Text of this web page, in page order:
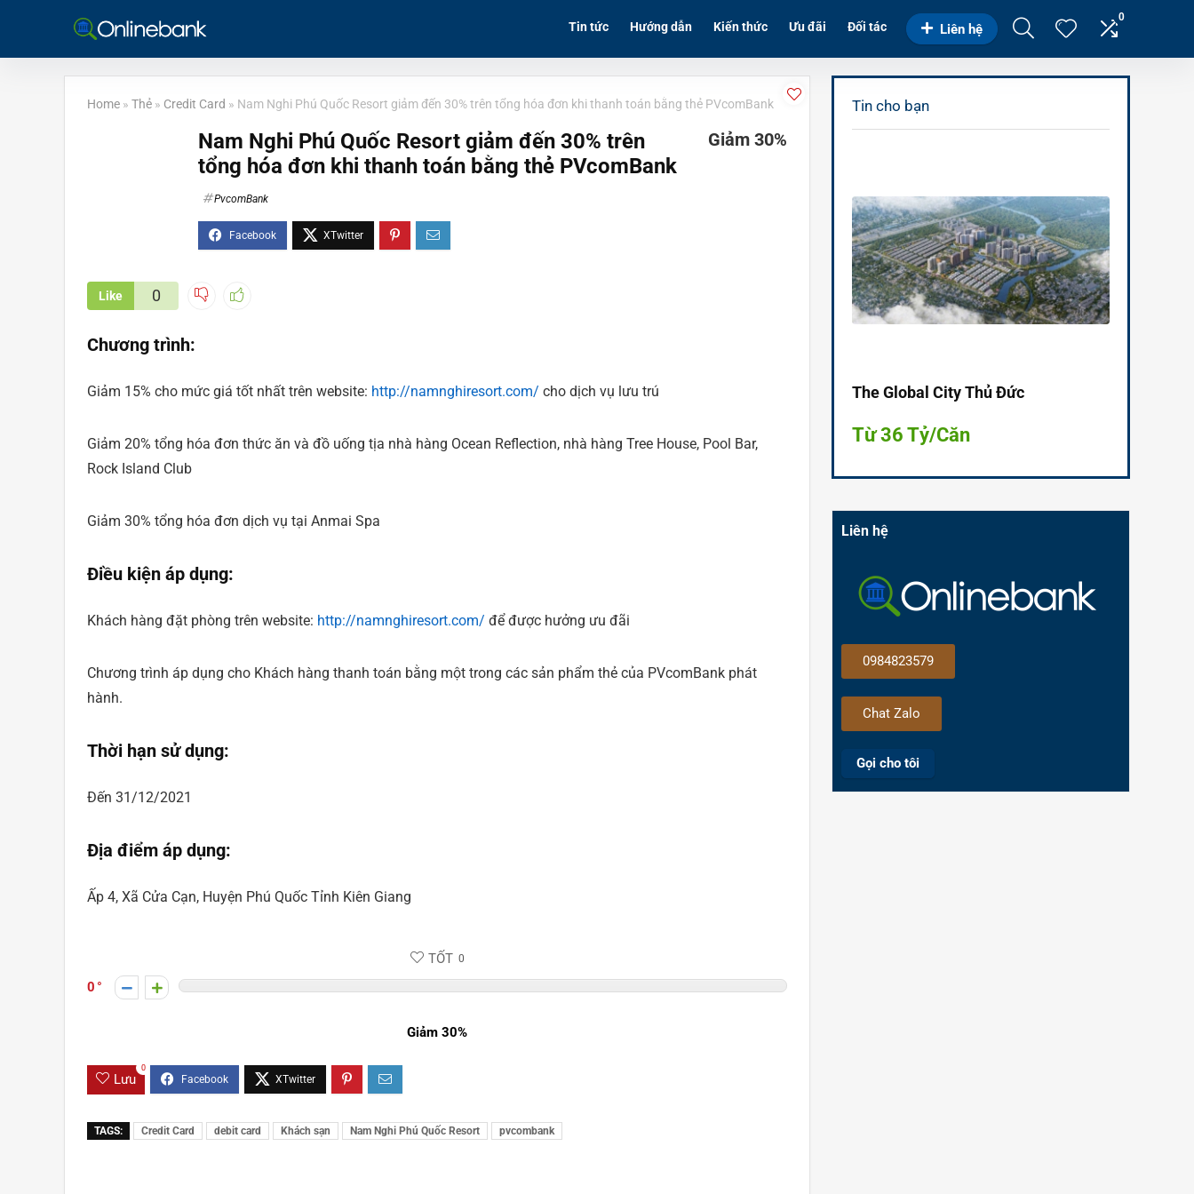
Tin tức Hướng dẫn Kiến thức Ưu đãi Đối tác Liên hệ
0
Home » Thẻ » Credit Card » Nam Nghi Phú Quốc Resort giảm đến 30% trên tổng hóa đơn khi thanh toán bằng thẻ PVcomBank
Nam Nghi Phú Quốc Resort giảm đến 30% trên
tổng hóa đơn khi thanh toán bằng thẻ PVcomBank
PvcomBank
Giảm 30%
Like 0
Chương trình:
Giảm 15% cho mức giá tốt nhất trên website: http://namnghiresort.com/ cho dịch vụ lưu trú
Giảm 20% tổng hóa đơn thức ăn và đồ uống tịa nhà hàng Ocean Reflection, nhà hàng Tree House, Pool Bar,
Rock Island Club
Giảm 30% tổng hóa đơn dịch vụ tại Anmai Spa
Điều kiện áp dụng:
Khách hàng đặt phòng trên website: http://namnghiresort.com/ để được hưởng ưu đãi
Chương trình áp dụng cho Khách hàng thanh toán bằng một trong các sản phẩm thẻ của PVcomBank phát
hành.
Thời hạn sử dụng:
Đến 31/12/2021
Địa điểm áp dụng:
Ấp 4, Xã Cửa Cạn, Huyện Phú Quốc Tỉnh Kiên Giang
TỐT 0
0
Giảm 30%
Lưu
0
TAGS: Credit Card debit card Khách sạn Nam Nghi Phú Quốc Resort pvcombank
Tin cho bạn
The Global City Thủ Đức
Từ 36 Tỷ/Căn
Liên hệ
0984823579
Chat Zalo
Gọi cho tôi